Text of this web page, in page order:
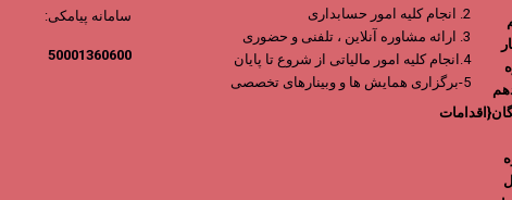
سامانه پیامکی:
50001360600
2. انجام کلیه امور حسابداری
3. ارائه مشاوره آنلاین ، تلفنی و حضوری
4.انجام کلیه امور مالیاتی از شروع تا پایان
5-برگزاری همایش ها و وبینارهای تخصصی